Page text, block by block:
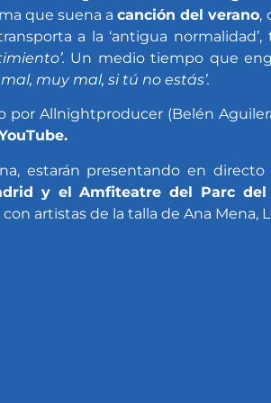
que suena acanción del verano,
a la ‘antigua
Un medio tiempo que
mal, muy mal, si tú no estás’.
por Allnightproducer (Belén
estarán presentando en
y el Amfiteatre del Parc del
artistas de la talla de Ana Mena,